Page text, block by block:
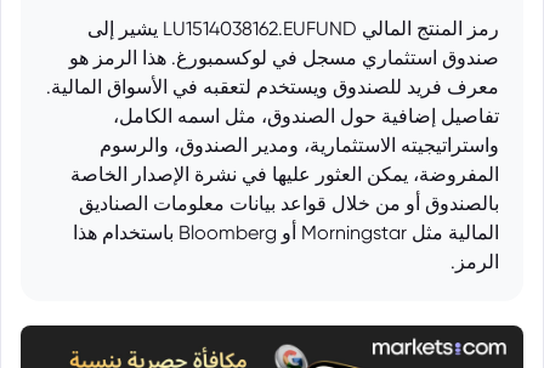
رمز المنتج المالي LU1514038162.EUFUND يشير إلى
صندوق استثماري مسجل في لوكسمبورغ. هذا الرمز هو
معرف فريد للصندوق ويستخدم لتعقبه في الأسواق المالية.
تفاصيل إضافية حول الصندوق، مثل اسمه الكامل،
واستراتيجيته الاستثمارية، ومدير الصندوق، والرسوم
المفروضة، يمكن العثور عليها في نشرة الإصدار الخاصة
بالصندوق أو من خلال قواعد بيانات معلومات الصناديق
المالية مثل Morningstar أو Bloomberg باستخدام هذا
الرمز.